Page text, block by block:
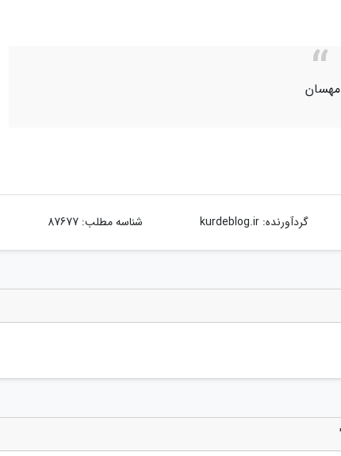
گردآورنده:kurdeblog.ir شناسه مطلب: 87677